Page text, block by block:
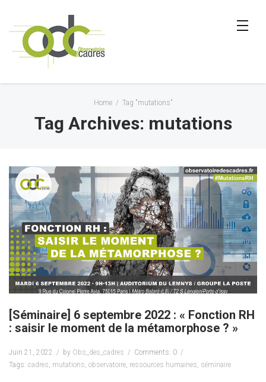
Home / Tag "mutations"
Tag Archives: mutations
[Séminaire] 6 septembre 2022 : « Fonction RH
: saisir le moment de la métamorphose ? »
Juin 21, 2022 by Obs_des_cadres
Comments: 0
Tags: cadres, mutations, observatoire, ressources humaines, séminaire